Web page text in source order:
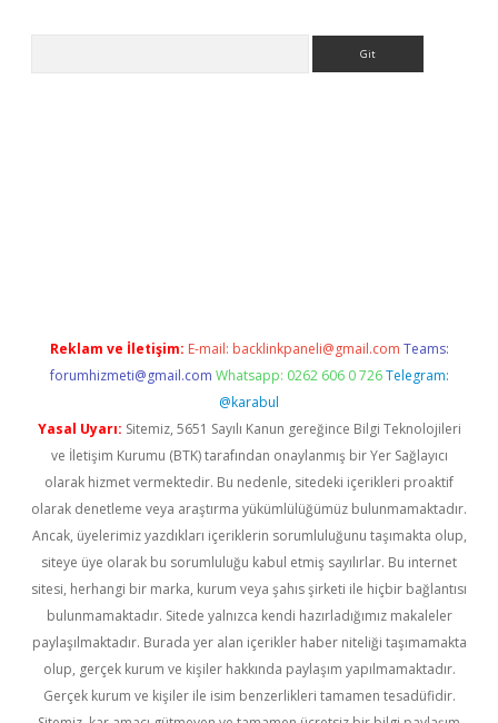
Reklam ve İletişim: E-mail: backlinkpaneli@gmail.com Teams:
forumhizmeti@gmail.com Whatsapp: 0262 606 0 726 Telegram:
@karabul
Yasal Uyarı: Sitemiz, 5651 Sayılı Kanun gereğince Bilgi Teknolojileri
ve İletişim Kurumu (BTK) tarafından onaylanmış bir Yer Sağlayıcı
olarak hizmet vermektedir. Bu nedenle, sitedeki içerikleri proaktif
olarak denetleme veya araştırma yükümlülüğümüz bulunmamaktadır.
Ancak, üyelerimiz yazdıkları içeriklerin sorumluluğunu taşımakta olup,
siteye üye olarak bu sorumluluğu kabul etmiş sayılırlar. Bu internet
sitesi, herhangi bir marka, kurum veya şahıs şirketi ile hiçbir bağlantısı
bulunmamaktadır. Sitede yalnızca kendi hazırladığımız makaleler
paylaşılmaktadır. Burada yer alan içerikler haber niteliği taşımamakta
olup, gerçek kurum ve kişiler hakkında paylaşım yapılmamaktadır.
Gerçek kurum ve kişiler ile isim benzerlikleri tamamen tesadüfidir.